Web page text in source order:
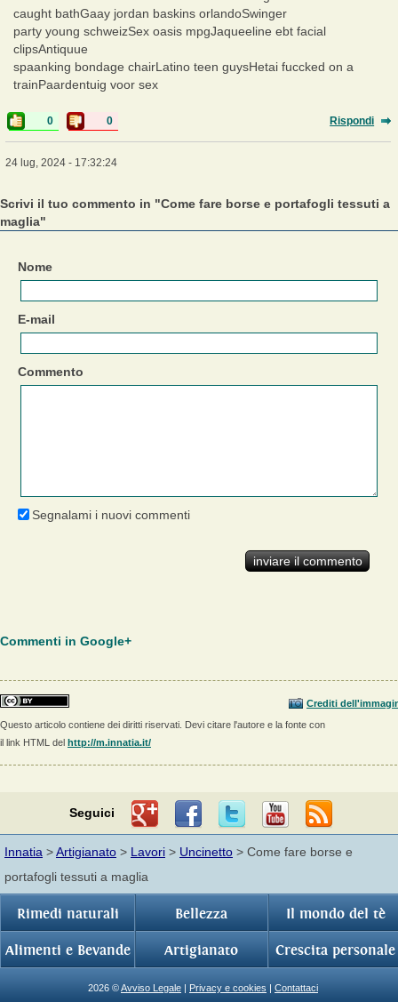
caught bathGaay jordan baskins orlandoSwinger
party young schweizSex oasis mpgJaqueeline ebt facial
clipsAntiquue
spaanking bondage chairLatino teen guysHetai fuccked on a
trainPaardentuig voor sex
0 0 Rispondi
24 lug, 2024 - 17:32:24
Scrivi il tuo commento in "Come fare borse e portafogli tessuti a
maglia"
Nome
E-mail
Commento
Segnalami i nuovi commenti
Commenti in Google+
Crediti
Questo articolo contiene dei diritti riservati. Devi citare l'autore e la fonte con
il link HTML del http://m.innatia.it/
Seguici
Innatia >Artigianato > Lavori > Uncinetto > Come fare borse e
portafogli tessuti a maglia
Rimedi naturali Bellezza Il mondo del tè
Alimenti e Bevande Artigianato Crescita personale
2026 ©Avviso Legale | Privacy e cookies | Contattaci